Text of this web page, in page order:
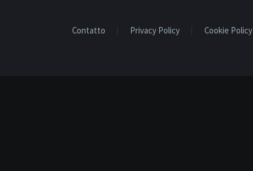
Contatto Privacy Policy Cookie Policy